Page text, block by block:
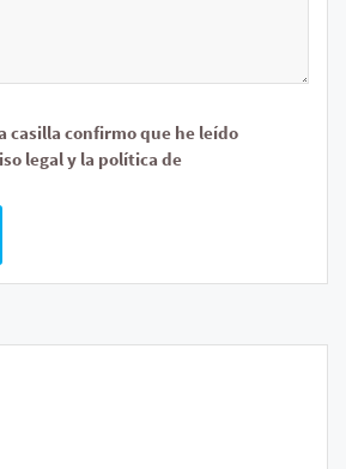
casilla confirmo que he leído
legal y la política de